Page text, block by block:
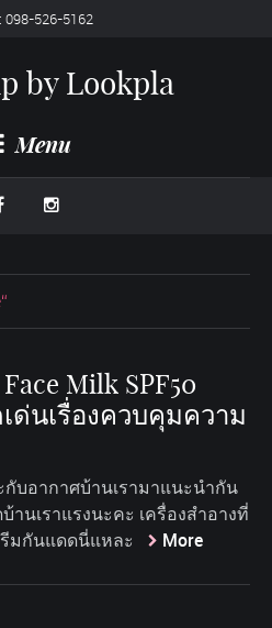
098-526-5162
by Lookpla
Menu
Milk SPF50
นเรื่องควบคุมความ
บอากาศบ้านเรามาแนะนำกัน
นเราแรงนะคะ เครื่องสำอางที่
มกันแดดนี่แหละ
More